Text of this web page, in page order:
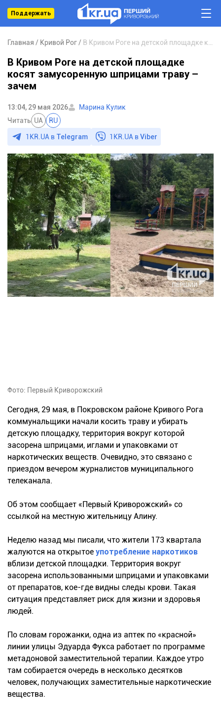
Поддержать
Главная Кривой Рог
В Кривом Роге на детской площадке
косят замусоренную шприцами траву –
зачем
13:04, 29 мая 2026
Марина Кулик
Читать UA RU
1KR.UA в Telegram 1KR.UA вViber
Фото: Первый Криворожский
Сегодня, 29 мая, в Покровском районе Кривого Рога
коммунальщики начали косить траву и убирать
детскую площадку, территория вокруг которой
засорена шприцами, иглами и упаковками от
наркотических веществ. Очевидно, это связано с
приездом вечером журналистов муниципального
телеканала.
Об этом сообщает «Первый Криворожский» со
ссылкой на местную жительницу Алину.
Неделю назад мы писали, что жители 173 квартала
жалуются на открытое употребление наркотиков
вблизи детской площадки. Территория вокруг
засорена использованными шприцами и упаковками
от препаратов, кое-где видны следы крови. Такая
ситуация представляет риск для жизни и здоровья
людей.
По словам горожанки, одна из аптек по «красной»
линии улицы Эдуарда Фукса работает по программе
метадоновой заместительной терапии. Каждое утро
там собирается очередь в несколько десятков
человек, получающих заместительные наркотические
вещества.